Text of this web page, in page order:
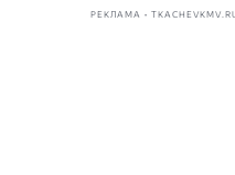
РЕКЛАМА •